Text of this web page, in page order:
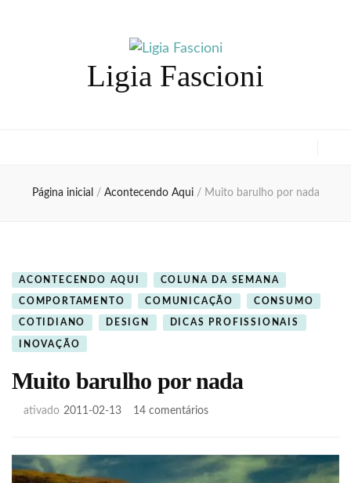
Ligia Fascioni
Página inicial / Acontecendo Aqui / Muito barulho por nada
ACONTECENDO AQUI COLUNA DA SEMANA
COMPORTAMENTO COMUNICAÇÃO CONSUMO
COTIDIANO DESIGN DICAS PROFISSIONAIS
INOVAÇÃO
Muito barulho por nada
ativado 2011-02-13 14 comentáriosem
por
nada